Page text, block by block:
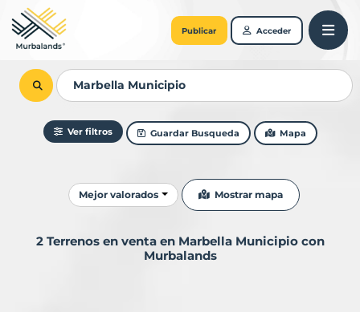
Publicar Acceder
Ver filtros Guardar Busqueda Mapa
Ordenar resultados
Mejor valorados Mostrar mapa
2 Terrenos en venta en Marbella Municipio con
Murbalands